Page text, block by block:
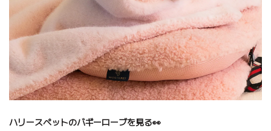
ハリースペットのバギーローブを見る👀